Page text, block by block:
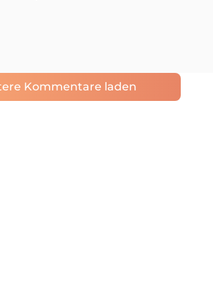
Kommentare laden